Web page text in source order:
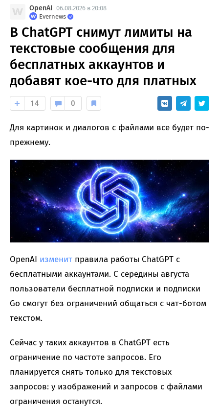
OpenAI 06.08.2026 в 20:08
Evernews
В ChatGPT снимут лимиты на
текстовые сообщения для
бесплатных аккаунтов и
добавят кое-что для платных
14 0
Для картинок и диалогов с файлами все будет по-
прежнему.
OpenAI изменит правила работы ChatGPT с
бесплатными аккаунтами. С середины августа
пользователи бесплатной подписки и подписки
Go смогут без ограничений общаться с чат-ботом
текстом.
Сейчас у таких аккаунтов в ChatGPT есть
ограничение по частоте запросов. Его
планируется снять только для текстовых
запросов: у изображений и запросов с файлами
ограничения останутся.